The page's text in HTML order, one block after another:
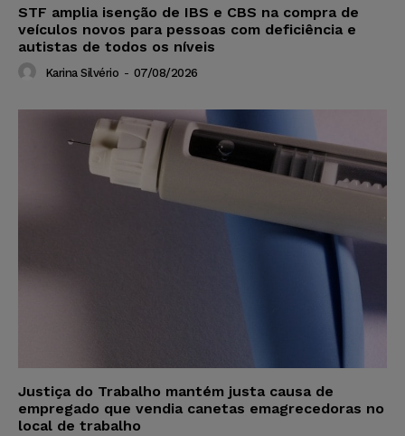
STF amplia isenção de IBS e CBS na compra de
veículos novos para pessoas com deficiência e
autistas de todos os níveis
Karina Silvério - 07/08/2026
Justiça do Trabalho mantém justa causa de
empregado que vendia canetas emagrecedoras no
local de trabalho